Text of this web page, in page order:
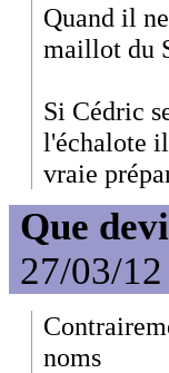
Quand il
maillot du
Si Cédric
l'échalote
vraie
Que
27/03/
noms